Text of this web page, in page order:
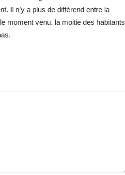
Il n’y a plus de différend entre la
moment venu. la moitie des habitants